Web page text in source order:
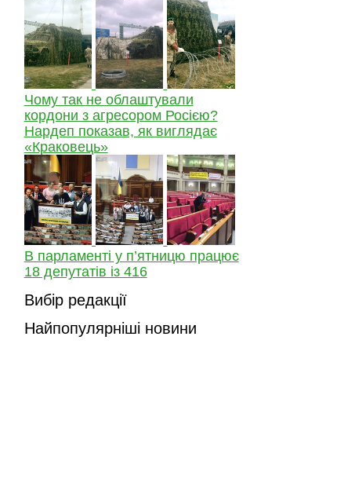
Чому так не облаштували
кордони з агресором Росією?
Нардеп показав, як виглядає
«Краковець»
В парламенті у п’ятницю працює
18 депутатів із 416
Вибір редакції
Найпопулярніші новини